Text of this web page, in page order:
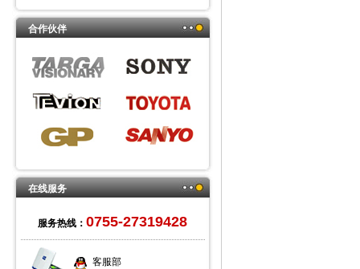
合作伙伴
在线服务
服务热线： 0755-27319428
客服部